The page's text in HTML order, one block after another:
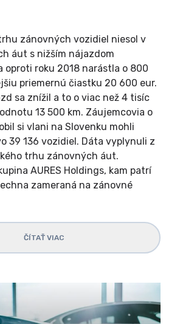
zánovných vozidiel niesol v
áut s nižším nájazdom
oproti roku 2018 narástla o 800
priemernú čiastku 20 600 eur.
sa znížil a to o viac než 4 tisíc
13 500 km. Záujemcovia o
si vlani na Slovenku mohli
39 136 vozidiel. Dáta vyplynuli z
trhu zánovných áut.
AURES Holdings, kam patrí
zameraná na zánovné
ČÍTAŤ VIAC